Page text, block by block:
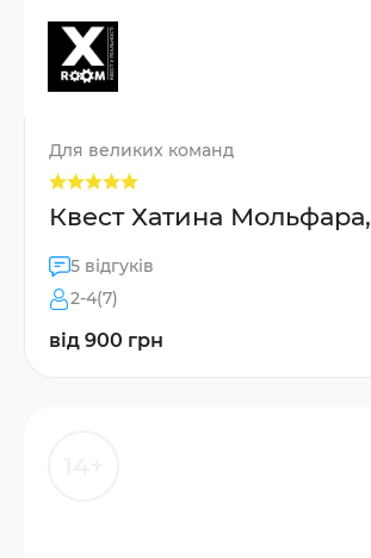
Для великих команд
Квест Хатина
5 відгуків
2-4(7)
від 900 грн